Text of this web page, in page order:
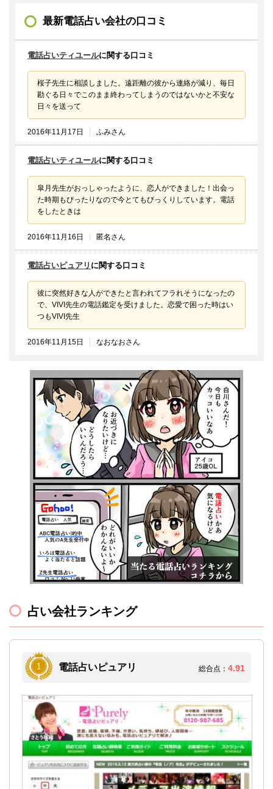
最新電話占い会社の口コミ
電話占いティユールに関する口コミ
桜子先生に相談しました。遠距離の彼から連絡が減り、毎日
勘ぐる日々でこのまま終わってしまうのではないかと不安な
日々を送って
2016年11月17日 ふみさん
電話占いティユールに関する口コミ
皐月先生がおっしゃったように、恋人ができました！出会っ
た時期もぴったりなので今とてもびっくりしています。電話
をしたときは
2016年11月16日 匿名さん
電話占いピュアリ に関する口コミ
彼に突然好きな人ができたと言われてフラれそうになったの
で、VIVI先生の電話鑑定を受けました。恋愛で困った時はい
つもVIVI先生
2016年11月15日 なおなおさん
占い会社ランキング
電話占いピュアリ 総合点： 4.91